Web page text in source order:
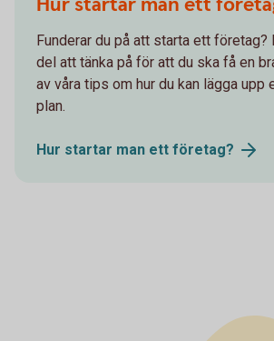
Funderar du på att starta ett företag?
del att tänka på för att du ska få en
av våra tips om hur du kan lägga upp
plan.
Hur startar man ett företag?